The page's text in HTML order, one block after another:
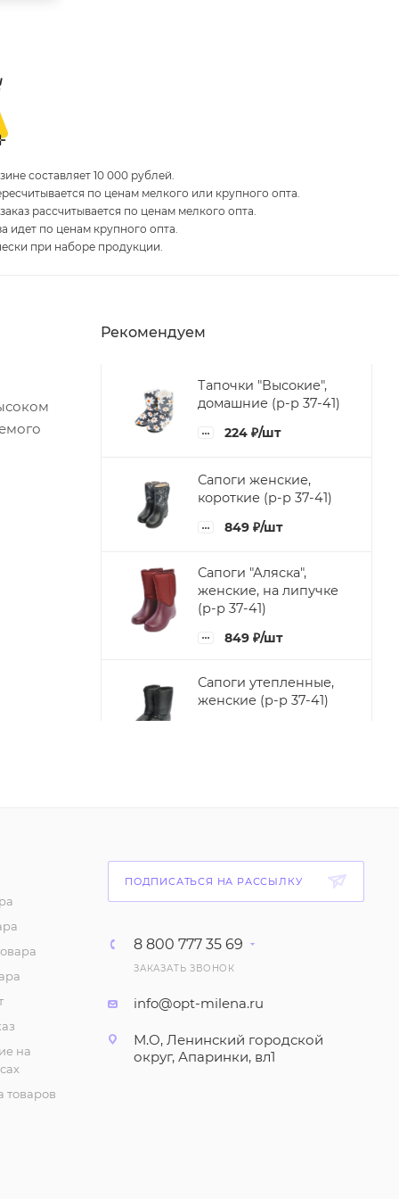
составляет 10 000 рублей.
по ценам мелкого или крупного опта.
рассчитывается по ценам мелкого опта.
идет по ценам крупного опта.
при наборе продукции.
Рекомендуем
Тапочки "Высокие",
домашние (р-р 37-41)
224 ₽/шт
Сапоги женские,
короткие (р-р 37-41)
849 ₽/шт
Сапоги "Аляска",
женские, на липучке
(р-р 37-41)
849 ₽/шт
Сапоги утепленные,
женские (р-р 37-41)
резиновой подошве",
женские (р-р 36-40)
140
утеплённые
на
товаров
ПОДПИСАТЬСЯ НА РАССЫЛКУ
8 800 777 35 69
ЗАКАЗАТЬ ЗВОНОК
info@opt-milena.ru
М.О, Ленинский городской
округ, Апаринки, вл1